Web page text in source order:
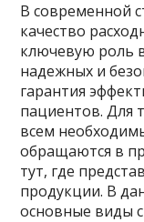
В современной
качество
ключевую роль
надежных и
гарантия
пациентов. Для
всем
обращаются в
тут, где
продукции. В
основные виды